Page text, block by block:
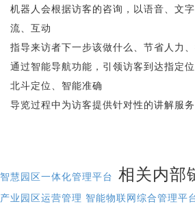
机器人会根据访客的咨询，以语音、文
流、互动
指导来访者下一步该做什么、节省人力
通过智能导航功能，引领访客到达指定
北斗定位、智能准确
导览过程中为访客提供针对性的讲解服务
智慧园区一体化管理平台 相关内部
产业园区运营管理 智能物联网综合管理平